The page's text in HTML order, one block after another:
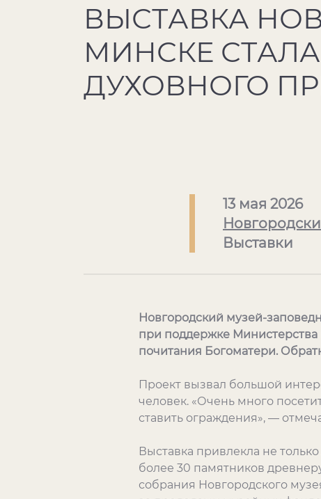
ВЫСТАВКА
МИНСКЕ
ДУХОВНОГО
13 мая 2026
Выставки
Новгородский музей-
при поддержке Министерства
почитания Богоматери.
Проект вызвал большой
человек. «Очень много
ставить ограждения», —
Выставка привлекла не
более 30 памятников
собрания Новгородского